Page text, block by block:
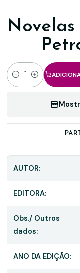
Quantidade
AUTOR:
EDITORA:
Obs./ Outros
dados:
ANO DA EDIÇÃO: